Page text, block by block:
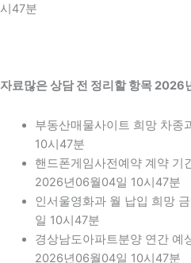
시47분
자료많은 상담 전 정리할 항목
부동산매물사이트 희망 차
10시47분
핸드폰게임사전예약 계약 기
2026년06월04일 10시47분
인서울영화과 월 납입 희망
일 10시47분
경상남도아파트분양 연간 예
2026년06월04일 10시47분